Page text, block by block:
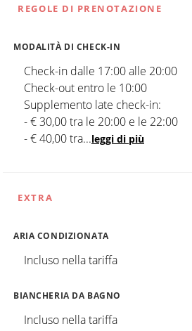
REGOLE DI PRENOTAZIONE
MODALITÀ DI CHECK-IN
Check-in dalle 17:00 alle 20:00
Check-out entro le 10:00
Supplemento late check-in:
- € 30,00 tra le 20:00 e le 22:00
- € 40,00 tra...leggi di più
EXTRA
ARIA CONDIZIONATA
Incluso nella tariffa
BIANCHERIA DA BAGNO
Incluso nella tariffa